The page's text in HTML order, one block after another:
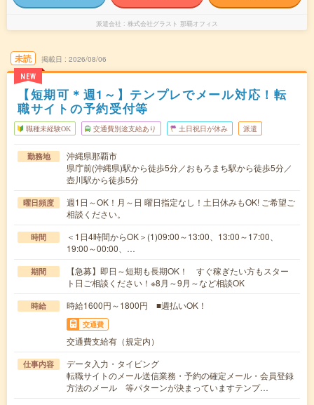
派遣会社 株式会社グラスト 那覇オフィス
未読
NEW
掲載日 2026/08/06
【短期可＊週1～】テンプレでメール対応！転
職サイトの予約受付等
職種未経験OK 交通費別途支給あり 土日祝日が休み 派遣
勤務地
沖縄県那覇市
県庁前(沖縄県)駅から徒歩5分／おもろまち駅から徒歩5分／
壺川駅から徒歩5分
曜日頻度
週1日～OK！月～日 曜日指定なし！土日休みもOK! ご希望ご
相談ください。
時間
＜1日4時間からOK＞(1)09:00～13:00、13:00～17:00、
19:00～00:00、…
期間
【急募】即日～短期も長期OK！ すぐ稼ぎたい方もスター
ト日ご相談ください！※8月～9月～など相談OK
時給 時給1600円～1800円 ■週払いOK！
交通費
交通費支給有（規定内）
仕事内容
データ入力・タイピング
転職サイトのメール送信業務・予約の確定メール・会員登録
方法のメール 等パターンが決まっていますテンプ…